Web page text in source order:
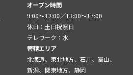
オープン時間
9:00～12:00／13:00～17:00
休日：土日祝祭日
テレワーク：水
管轄エリア
北海道、東北地方、石川、富山、
新潟、関東地方、静岡